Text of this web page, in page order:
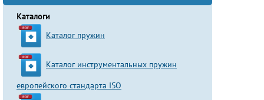
Каталоги
Каталог пружин
Каталог инструментальных пружин
европейского стандарта ISO